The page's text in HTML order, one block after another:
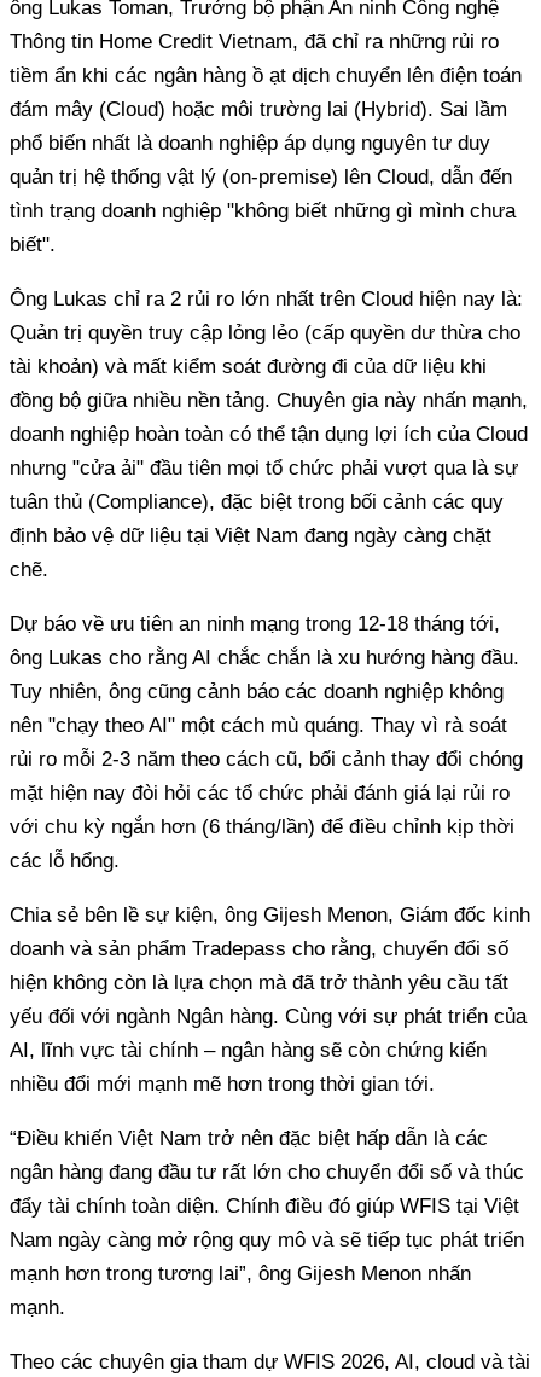
ông Lukas Toman, Trưởng bộ phận An ninh Công nghệ
Thông tin Home Credit Vietnam, đã chỉ ra những rủi ro
tiềm ẩn khi các ngân hàng ồ ạt dịch chuyển lên điện toán
đám mây (Cloud) hoặc môi trường lai (Hybrid). Sai lầm
phổ biến nhất là doanh nghiệp áp dụng nguyên tư duy
quản trị hệ thống vật lý (on-premise) lên Cloud, dẫn đến
tình trạng doanh nghiệp "không biết những gì mình chưa
biết".
Ông Lukas chỉ ra 2 rủi ro lớn nhất trên Cloud hiện nay là:
Quản trị quyền truy cập lỏng lẻo (cấp quyền dư thừa cho
tài khoản) và mất kiểm soát đường đi của dữ liệu khi
đồng bộ giữa nhiều nền tảng. Chuyên gia này nhấn mạnh,
doanh nghiệp hoàn toàn có thể tận dụng lợi ích của Cloud
nhưng "cửa ải" đầu tiên mọi tổ chức phải vượt qua là sự
tuân thủ (Compliance), đặc biệt trong bối cảnh các quy
định bảo vệ dữ liệu tại Việt Nam đang ngày càng chặt
chẽ.
Dự báo về ưu tiên an ninh mạng trong 12-18 tháng tới,
ông Lukas cho rằng AI chắc chắn là xu hướng hàng đầu.
Tuy nhiên, ông cũng cảnh báo các doanh nghiệp không
nên "chạy theo AI" một cách mù quáng. Thay vì rà soát
rủi ro mỗi 2-3 năm theo cách cũ, bối cảnh thay đổi chóng
mặt hiện nay đòi hỏi các tổ chức phải đánh giá lại rủi ro
với chu kỳ ngắn hơn (6 tháng/lần) để điều chỉnh kịp thời
các lỗ hổng.
Chia sẻ bên lề sự kiện, ông Gijesh Menon, Giám đốc kinh
doanh và sản phẩm Tradepass cho rằng, chuyển đổi số
hiện không còn là lựa chọn mà đã trở thành yêu cầu tất
yếu đối với ngành Ngân hàng. Cùng với sự phát triển của
AI, lĩnh vực tài chính – ngân hàng sẽ còn chứng kiến
nhiều đổi mới mạnh mẽ hơn trong thời gian tới.
“Điều khiến Việt Nam trở nên đặc biệt hấp dẫn là các
ngân hàng đang đầu tư rất lớn cho chuyển đổi số và thúc
đẩy tài chính toàn diện. Chính điều đó giúp WFIS tại Việt
Nam ngày càng mở rộng quy mô và sẽ tiếp tục phát triển
mạnh hơn trong tương lai”, ông Gijesh Menon nhấn
mạnh.
Theo các chuyên gia tham dự WFIS 2026, AI, cloud và tài